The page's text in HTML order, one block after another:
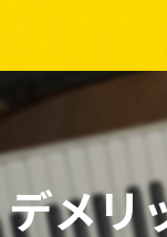
非認知能力
ピアノメリ